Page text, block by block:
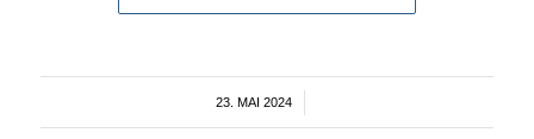
23. MAI 2024
/